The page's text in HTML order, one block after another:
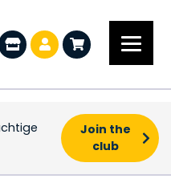
Join the
club